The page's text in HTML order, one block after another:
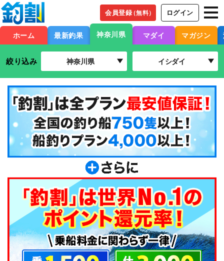
会員登録（無料） ログイン
ホーム 最新釣果 神奈川県 マダイ マガジン
絞り込み 神奈川県 イシダイ